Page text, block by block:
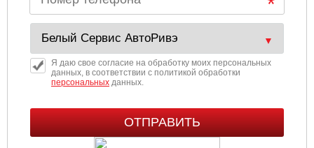
Я даю свое согласие на обработку моих персональных
данных, в соответствии с политикой обработки
персональныхданных.